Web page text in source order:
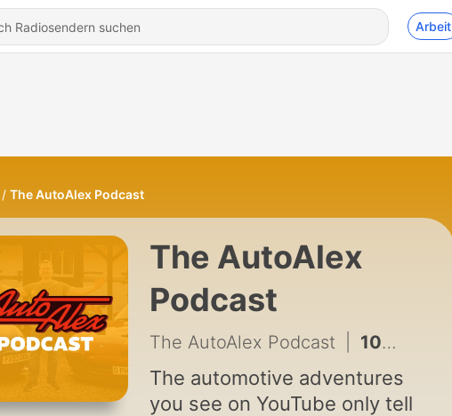
Arbeit
The AutoAlex Podcast
The AutoAlex
Podcast
The AutoAlex Podcast 105 - S2 Ep41: Taylor's Old Range Rover Goes UP IN FLAMES & Maniac Driver Nearly Ended Us!
The automotive adventures
you see on YouTube only tell